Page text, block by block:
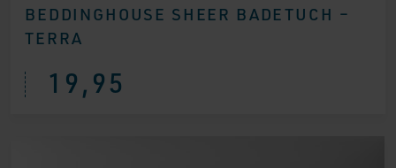
BEDDINGHOUSE SHEER BADETUCH –
TERRA
19,95